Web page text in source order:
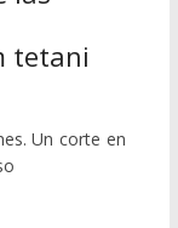
tetani
Un corte en